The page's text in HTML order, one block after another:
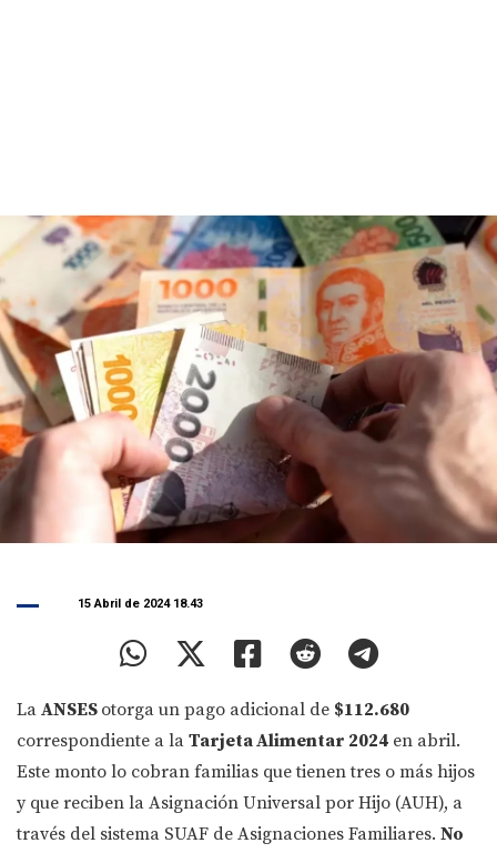
15 Abril de 2024 18.43
La ANSES otorga un pago adicional de $112.680
correspondiente a la Tarjeta Alimentar 2024 en abril.
Este monto lo cobran familias que tienen tres o más hijos
y que reciben la Asignación Universal por Hijo (AUH), a
través del sistema SUAF de Asignaciones Familiares. No